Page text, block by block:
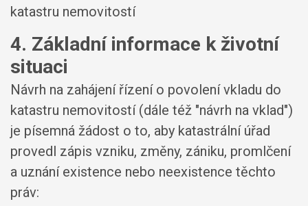
katastru nemovitostí
4. Základní informace k životní
situaci
Návrh na zahájení řízení o povolení vkladu do
katastru nemovitostí (dále též "návrh na vklad")
je písemná žádost o to, aby katastrální úřad
provedl zápis vzniku, změny, zániku, promlčení
a uznání existence nebo neexistence těchto
práv: